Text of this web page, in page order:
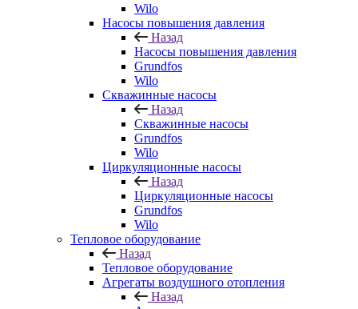
Wilo
Насосы повышения давления
Назад
Насосы повышения давления
Grundfos
Wilo
Скважинные насосы
Назад
Скважинные насосы
Grundfos
Wilo
Циркуляционные насосы
Назад
Циркуляционные насосы
Grundfos
Wilo
Тепловое оборудование
Назад
Тепловое оборудование
Агрегаты воздушного отопления
Назад